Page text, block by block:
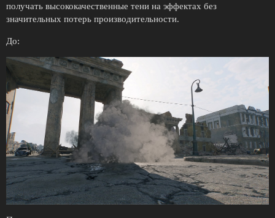
получать высококачественные тени на эффектах без
значительных потерь производительности.
До: